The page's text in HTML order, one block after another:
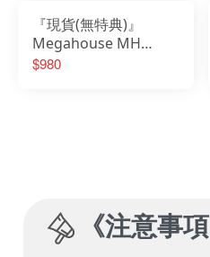
『現貨(無特典)』
Megahouse MH
LOOK UP 排球少年 孤
$980
《注意事項